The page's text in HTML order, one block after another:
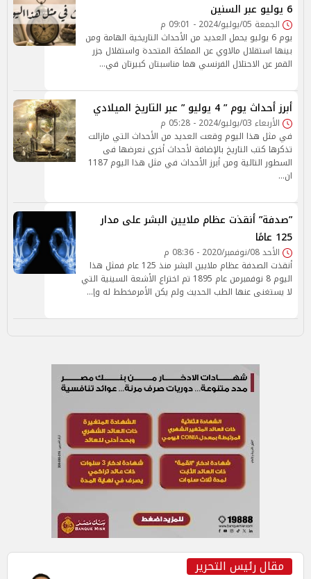
6 يوليو عبر السنين
الجمعة 05/يوليو/2024 - 09:01 م
يوم 6 يوليو يحمل العديد من الأحداث التاريخية الهامة ومن
بينها استقلال مالاوي عن المملكة المتحدة واستقلال جزر
القمر عن الاحتلال الفرنسي هما مناسبتان كبيرتان في…
أبرز أحداث يوم ” 4 يوليو ” عبر التاريخ الميلادي
الأربعاء 03/يوليو/2024 - 05:28 م
في مثل هذا اليوم وقعت العديد من الأحداث التي مازالت
تذكرها كتب التاريخ بالإضافة لأحداث أخرى نعرضها فى
السطور التالية ومن أبرز الأحداث في مثل هذا اليوم 1187
ان…
”صدفة” أنقذت عظام ملايين البشر على مدار
125 عامًا
الأحد 08/نوفمبر/2020 - 08:36 م
أنقذت الصدفة عظام ملايين البشر منذ 125 عام فمثل هذا
اليوم 8 نوفمبرمن عام 1895 تم اختراع الأشعة السينية التي
لا يستغنى عنها الطب الحديث ولم يكن الأمرمخطط له وإ…
مقال رئيس التحرير